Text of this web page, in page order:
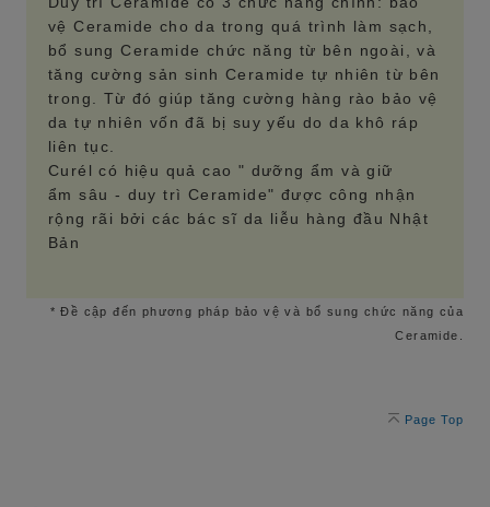
vệ Ceramide cho da trong quá trình làm sạch,
bổ sung Ceramide chức năng từ bên ngoài, và
tăng cường sản sinh Ceramide tự nhiên từ bên
trong. Từ đó giúp tăng cường hàng rào bảo vệ
da tự nhiên vốn đã bị suy yếu do da khô ráp
liên tục.
Curél có hiệu quả cao " dưỡng ẩm và giữ
ẩm sâu - duy trì Ceramide" được công nhận
rộng rãi bởi các bác sĩ da liễu hàng đầu Nhật
Bản
* Đề cập đến phương pháp bảo vệ và bổ sung chức năng của
Ceramide.
Page Top